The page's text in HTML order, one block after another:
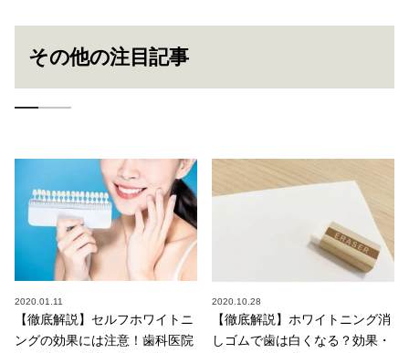
その他の注目記事
2020.01.11
【徹底解説】セルフホワイトニ
ングの効果には注意！歯科医院
2020.10.28
【徹底解説】ホワイトニング消
しゴムで歯は白くなる？効果・